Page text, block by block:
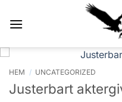
HEM / UNCATEGORIZED
Justerbart